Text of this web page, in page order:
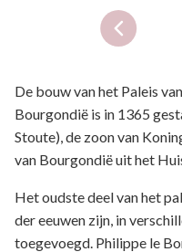
De bouw van het Paleis
Bourgondië is in 1365
Stoute), de zoon van
van Bourgondië uit het
Het oudste deel van het
der eeuwen zijn, in
toegevoegd. Philippe le